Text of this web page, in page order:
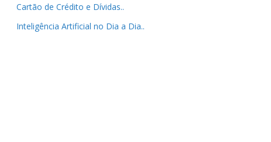
Cartão de Crédito e Dívidas..
Inteligência Artificial no Dia a Dia..